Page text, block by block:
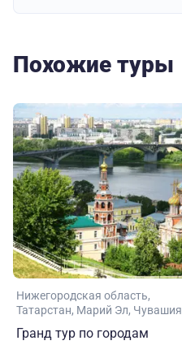
Похожие туры
Нижегородская область
Татарстан Марий Эл Чувашия
Гранд тур по городам